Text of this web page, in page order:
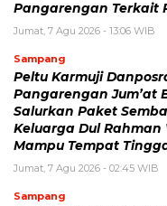
Pangarengan Terkait
Jumat, 7 Agu 2026 - 13:06 WIB
Sampang
Peltu Karmuji
Pangarengan Jum’at
Salurkan Paket
Keluarga Dul
Mampu Tempat
Jumat, 7 Agu 2026 - 02:45 WIB
Sampang